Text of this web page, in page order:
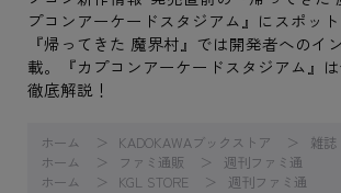
プコンアーケードスタジアム』にスポット
『帰ってきた 魔界村』では開発者へのイ
載。『カプコンアーケードスタジアム』
徹底解説！
ホーム KADOKAWAブックストア
雑誌
ホーム
ファミ通販
週刊ファミ通
ホーム
KGL STORE 週刊ファミ通